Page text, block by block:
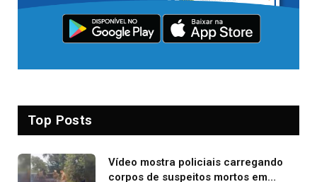
Top Posts
Vídeo mostra policiais carregando
corpos de suspeitos mortos em